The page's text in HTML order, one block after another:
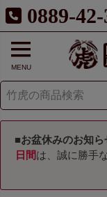
0889-
MENU
■お盆休みのお知ら
日間は、誠に勝手